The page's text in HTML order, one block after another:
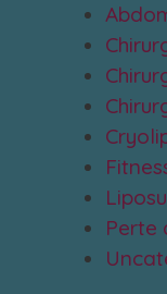
Perte